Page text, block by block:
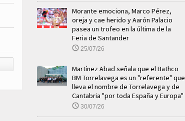
Morante emociona, Marco Pérez,
oreja y cae herido y Aarón Palacio
pasea un trofeo en la última de la
Feria de Santander
25/07/26
Martínez Abad señala que el Bathco
BM Torrelavega es un "referente" que
lleva el nombre de Torrelavega y de
Cantabria "por toda España y Europa"
30/07/26